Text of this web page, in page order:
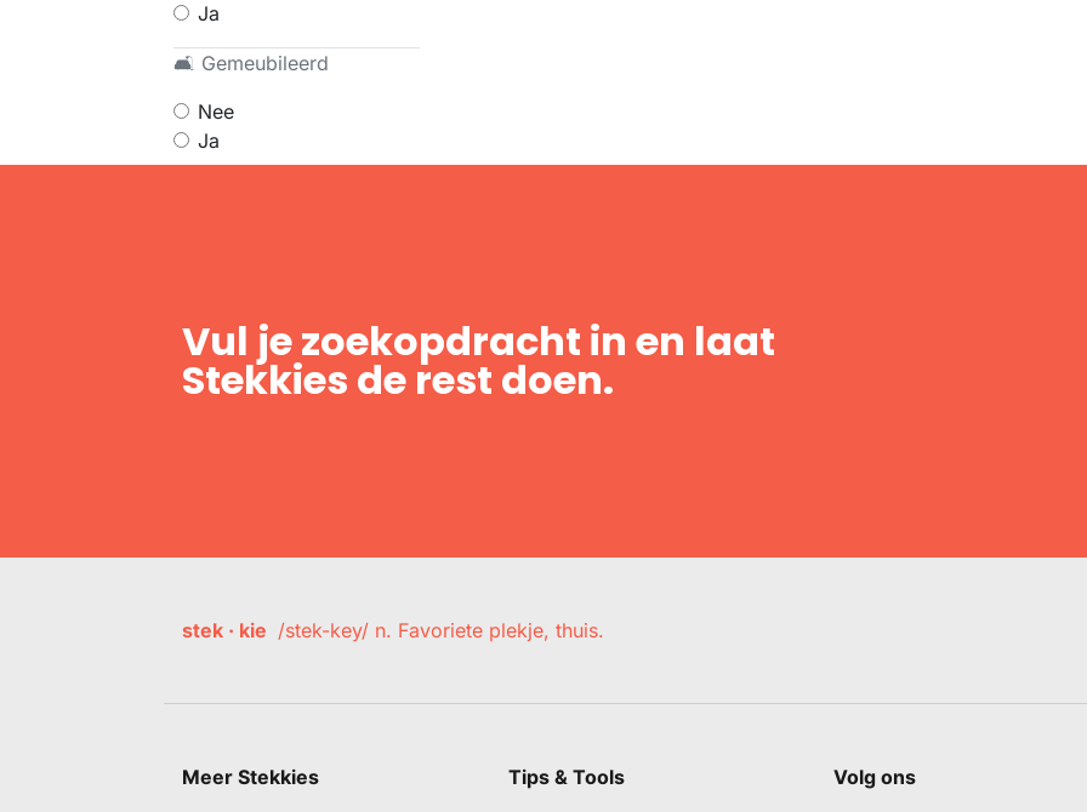
Ja
🛋 Gemeubileerd
Nee
Ja
Vul je zoekopdracht in en laat
Stekkies de rest doen.
stek · kie /stek-key/ n. Favoriete plekje, thuis.
Meer Stekkies Tips & Tools
Volg ons